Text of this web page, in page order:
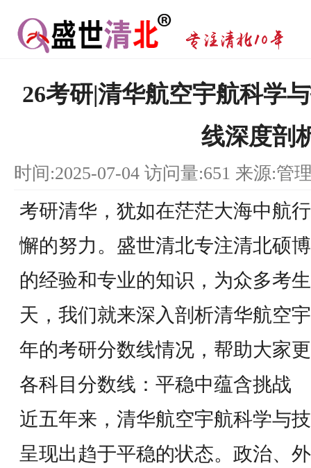
26考研|清华航空宇航科学
线深度剖
时间:2025-07-04 访问量:651 来源:管
考研清华，犹如在茫茫大海中航
懈的努力。盛世清北专注清北硕
的经验和专业的知识，为众多考
天，我们就来深入剖析清华航空
年的考研分数线情况，帮助大家
各科目分数线：平稳中蕴含挑战
近五年来，清华航空宇航科学与
呈现出趋于平稳的状态。政治、